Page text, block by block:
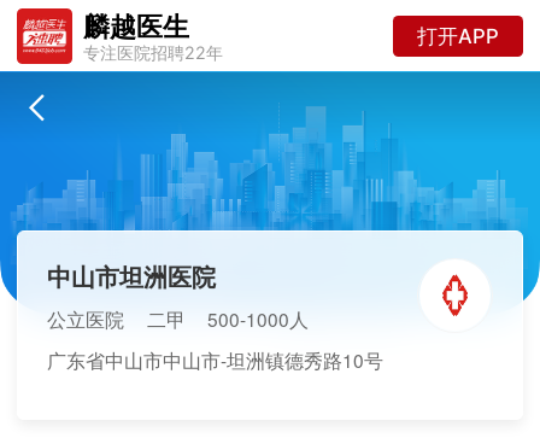
麟越医生
专注医院招聘22年
打开APP
中山市坦洲医院
公立医院 二甲
500-1000人
广东省中山市中山市-坦洲镇德秀路10号